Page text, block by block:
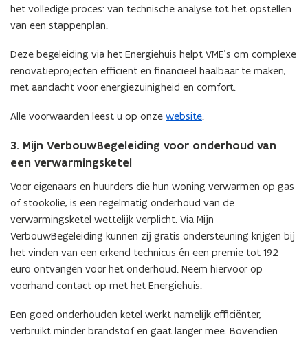
het volledige proces: van technische analyse tot het opstellen
van een stappenplan.
Deze begeleiding via het Energiehuis helpt VME’s om complexe
renovatieprojecten efficiënt en financieel haalbaar te maken,
met aandacht voor energiezuinigheid en comfort.
Alle voorwaarden leest u op onze website.
3. Mijn VerbouwBegeleiding voor onderhoud van
een verwarmingsketel
Voor eigenaars en huurders die hun woning verwarmen op gas
of stookolie, is een regelmatig onderhoud van de
verwarmingsketel wettelijk verplicht. Via Mijn
VerbouwBegeleiding kunnen zij gratis ondersteuning krijgen bij
het vinden van een erkend technicus én een premie tot 192
euro ontvangen voor het onderhoud. Neem hiervoor op
voorhand contact op met het Energiehuis.
Een goed onderhouden ketel werkt namelijk efficiënter,
verbruikt minder brandstof en gaat langer mee. Bovendien